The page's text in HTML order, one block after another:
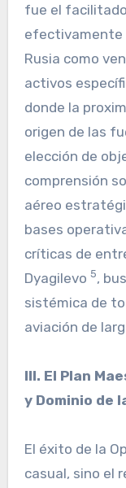
fue el
efectivamente
Rusia como
activos
donde la
origen de las
elección de
comprensión
aéreo
bases
críticas de
Dyagilevo 5,
sistémica de
aviación de
III. El Plan
y Dominio de
El éxito de la
casual, sino el